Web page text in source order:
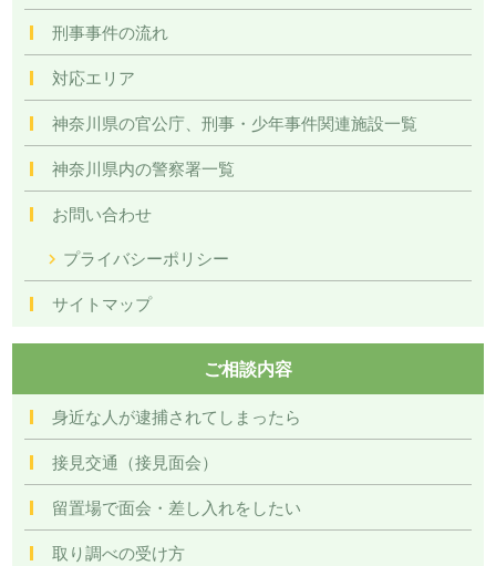
刑事事件の流れ
対応エリア
神奈川県の官公庁、刑事・少年事件関連施設一覧
神奈川県内の警察署一覧
お問い合わせ
プライバシーポリシー
サイトマップ
ご相談内容
身近な人が逮捕されてしまったら
接見交通（接見面会）
留置場で面会・差し入れをしたい
取り調べの受け方